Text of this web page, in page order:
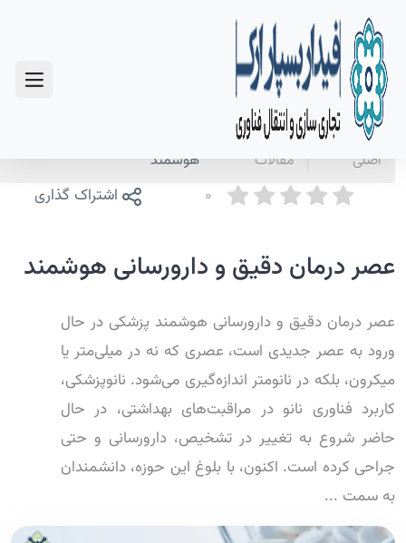
صفحه
اصلی
اخبار و
مقالات
هوشمند
0 اشتراک گذاری
عصر درمان دقیق و دارورسانی هوشمند
عصر درمان دقیق و دارورسانی هوشمند پزشکی در حال
ورود به عصر جدیدی است، عصری که نه در میلی‌متر یا
میکرون، بلکه در نانومتر اندازه‌گیری می‌شود. نانوپزشکی،
کاربرد فناوری نانو در مراقبت‌های بهداشتی، در حال
حاضر شروع به تغییر در تشخیص، دارورسانی و حتی
جراحی کرده است. اکنون، با بلوغ این حوزه، دانشمندان
به سمت ...